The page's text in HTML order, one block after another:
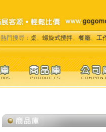
熱門搜尋：桌、螺旋式攪拌、餐廳、工